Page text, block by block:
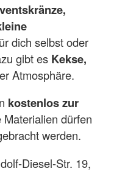
dich selbst oder
gibt es Kekse,
Atmosphäre.
kostenlos zur
Materialien dürfen
werden.
Diesel-Str. 19,